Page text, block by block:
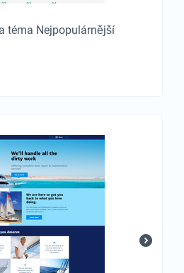
téma Nejpopulárnější